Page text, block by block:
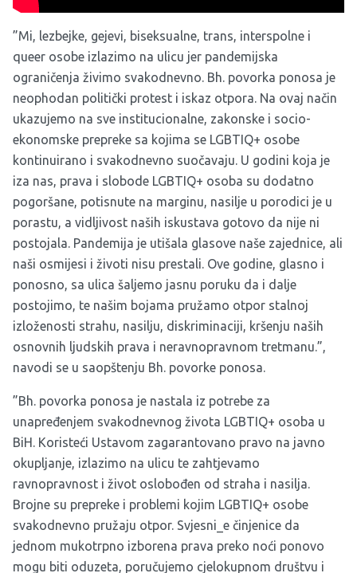
”Mi, lezbejke, gejevi, biseksualne, trans, interspolne i
queer osobe izlazimo na ulicu jer pandemijska
ograničenja živimo svakodnevno. Bh. povorka ponosa je
neophodan politički protest i iskaz otpora. Na ovaj način
ukazujemo na sve institucionalne, zakonske i socio-
ekonomske prepreke sa kojima se LGBTIQ+ osobe
kontinuirano i svakodnevno suočavaju. U godini koja je
iza nas, prava i slobode LGBTIQ+ osoba su dodatno
pogoršane, potisnute na marginu, nasilje u porodici je u
porastu, a vidljivost naših iskustava gotovo da nije ni
postojala. Pandemija je utišala glasove naše zajednice, ali
naši osmijesi i životi nisu prestali. Ove godine, glasno i
ponosno, sa ulica šaljemo jasnu poruku da i dalje
postojimo, te našim bojama pružamo otpor stalnoj
izloženosti strahu, nasilju, diskriminaciji, kršenju naših
osnovnih ljudskih prava i neravnopravnom tretmanu.”,
navodi se u saopštenju Bh. povorke ponosa.
”Bh. povorka ponosa je nastala iz potrebe za
unapređenjem svakodnevnog života LGBTIQ+ osoba u
BiH. Koristeći Ustavom zagarantovano pravo na javno
okupljanje, izlazimo na ulicu te zahtjevamo
ravnopravnost i život oslobođen od straha i nasilja.
Brojne su prepreke i problemi kojim LGBTIQ+ osobe
svakodnevno pružaju otpor. Svjesni_e činjenice da
jednom mukotrpno izborena prava preko noći ponovo
mogu biti oduzeta, poručujemo cjelokupnom društvu i